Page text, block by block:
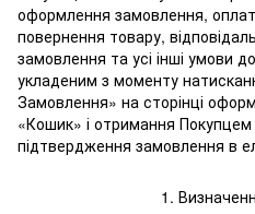
оформлення замовлення,
повернення товару,
замовлення та усі інші умови
укладеним з моменту
Замовлення» на сторінці
«Кошик» і отримання
підтвердження замовлення в
1.